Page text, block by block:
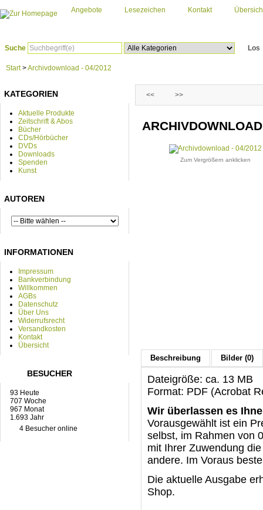
Angebote Lesezeichen Kontakt
Suche Los
Start>Archivdownload - 04/2012
KATEGORIEN
Aktuelle Produkte
Zeitschrift & Abos
Bücher
CDs/Hörbücher
DVDs
Downloads
Spenden
Kunst
AUTOREN
INFORMATIONEN
Impressum
Bankverbindung
Willkommen
AGBs
Datenschutz
Über Uns
Widerrufsrecht
Versandkosten
Kontakt
Übersicht
BESUCHER
93 Heute
707 Woche
967 Monat
1.693 Jahr
4 Besucher online
<< >>
Zum Vergrößern anklicken
Beschreibung Bilder (0)
Dateigröße: ca. 13 MB
Format: PDF (Acrobat
Wir überlassen es
Vorausgewählt ist ein
selbst, im Rahmen von
mit Ihrer Zuwendung
andere. Im Voraus
Die aktuelle Ausgabe
Shop.